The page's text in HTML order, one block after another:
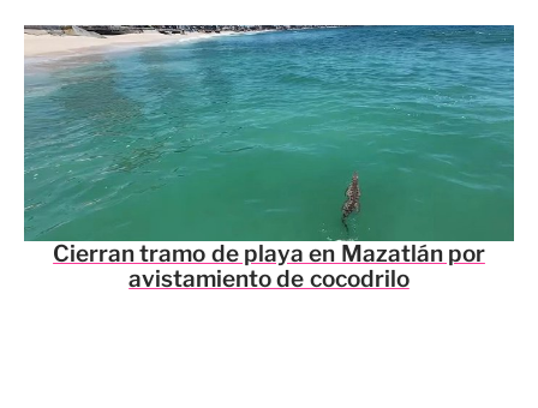
Cierran tramo de playa en Mazatlán por
avistamiento de cocodrilo